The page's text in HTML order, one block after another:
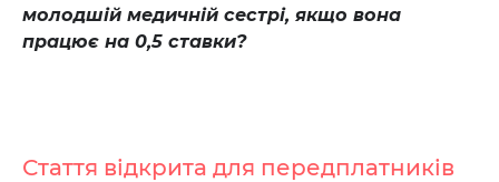
молодшій медичній сестрі, якщо вона
працює на 0,5 ставки?
Стаття відкрита для передплатників